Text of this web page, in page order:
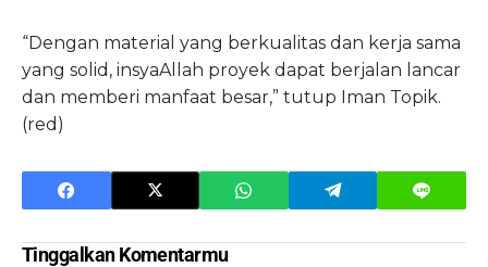
“Dengan material yang berkualitas dan kerja sama
yang solid, insyaAllah proyek dapat berjalan lancar
dan memberi manfaat besar,” tutup Iman Topik.
(red)
Tinggalkan Komentarmu